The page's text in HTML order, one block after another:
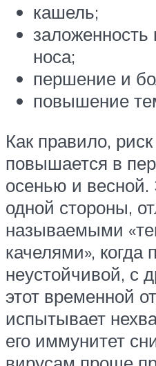
кашель;
заложенность
носа;
першение и
повышение
Как правило,
повышается в
осенью и
одной стороны,
называемыми
качелями», когда
неустойчивой, с
этот временной
испытывает
его иммунитет